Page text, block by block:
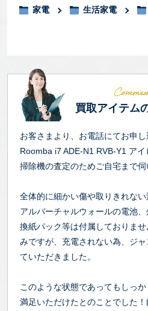
家電 生活家電
買取アイテム
お客さまより、お電話にてお申
Roomba i7 ADE-N1 RVB-Y1 ア
掃除機の査定のためご自宅まで伺
全体的に細かい傷や取りきれな
アルバーチャルウォールの電池
換紙パック等は付属しておりま
みですが、充電されない為、ジ
ていただきました。
このような状態であってもしっ
満足いただけたとのことでした